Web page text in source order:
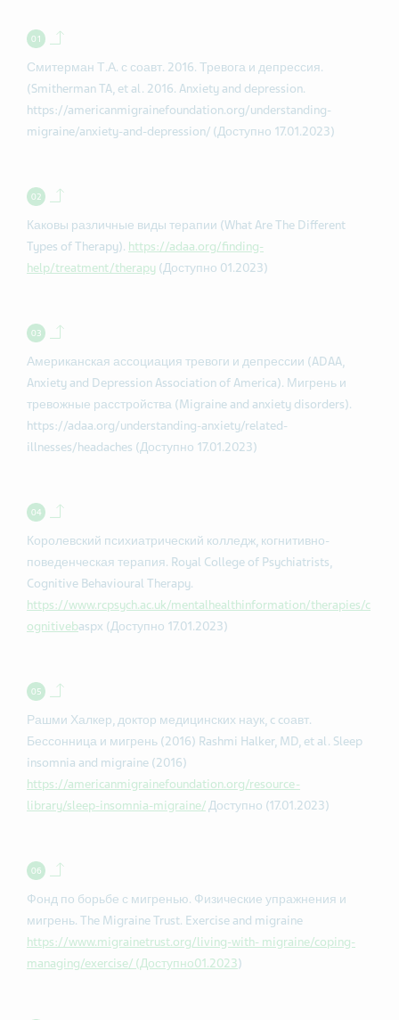
Back to contents.
Смитерман Т.А. с соавт. 2016. Тревога и депрессия.
(Smitherman TA, et al. 2016. Anxiety and depression.
https://americanmigrainefoundation.org/understanding-
migraine/anxiety-and-depression/ (Доступно 17.01.2023)
Back to contents.
Каковы различные виды терапии (What Are The Different
Types of Therapy). https://adaa.org/finding-
help/treatment/therapy (Доступно 01.2023)
Back to contents.
Американская ассоциация тревоги и депрессии (ADAA,
Anxiety and Depression Association of America). Мигрень и
тревожные расстройства (Migraine and anxiety disorders).
https://adaa.org/understanding-anxiety/related-
illnesses/headaches (Доступно 17.01.2023)
Back to contents.
Королевский психиатрический колледж, когнитивно-
поведенческая терапия. Royal College of Psychiatrists,
Cognitive Behavioural Therapy.
https://www.rcpsych.ac.uk/mentalhealthinformation/therapies/c
ognitivebaspx (Доступно 17.01.2023)
Back to contents.
Рашми Халкер, доктор медицинских наук, c cоавт.
Бессонница и мигрень (2016) Rashmi Halker, MD, et al. Sleep
insomnia and migraine (2016)
https://americanmigrainefoundation.org/resource-
library/sleep-insomnia-migraine/Доступно (17.01.2023)
Back to contents.
Фонд по борьбе с мигренью. Физические упражнения и
мигрень. The Migraine Trust. Exercise and migraine
https://www.migrainetrust.org/living-with- migraine/coping-
managing/exercise/ (Доступно01.2023)